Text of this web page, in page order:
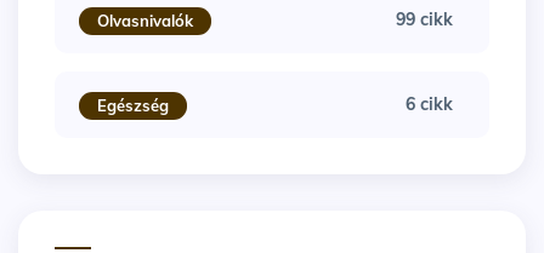
Olvasnivalók 99 cikk
Egészség 6 cikk